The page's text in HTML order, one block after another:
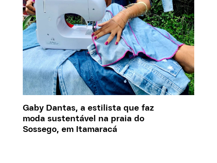
Gaby Dantas, a estilista que faz
moda sustentável na praia do
Sossego, em Itamaracá